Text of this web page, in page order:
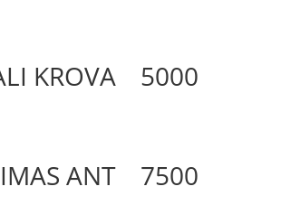
KROVA
5000
ANT
7500